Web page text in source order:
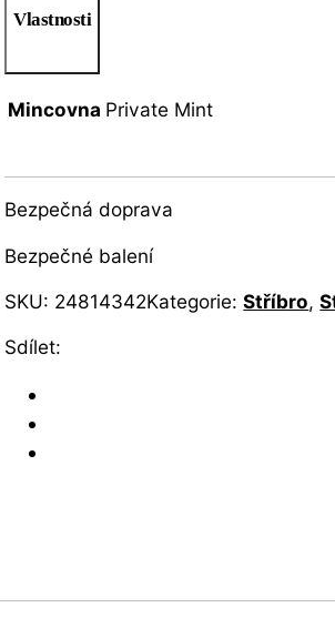
Vlastnosti
Mincovna Private Mint
Bezpečná doprava
Bezpečné balení
SKU: 24814342Kategorie:Stříbro,
Sdílet: